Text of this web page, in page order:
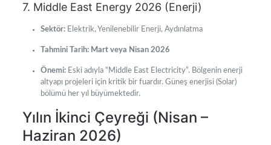
7. Middle East Energy 2026 (Enerji)
Sektör:Elektrik, Yenilenebilir Enerji, Aydınlatma
Tahmini Tarih: Mart veya Nisan 2026
Önemi:Eski adıyla “Middle East Electricity”. Bölgenin enerji
altyapı projeleri için kritik bir fuardır. Güneş enerjisi (Solar)
bölümü her yıl büyümektedir.
Yılın İkinci Çeyreği (Nisan –
Haziran 2026)